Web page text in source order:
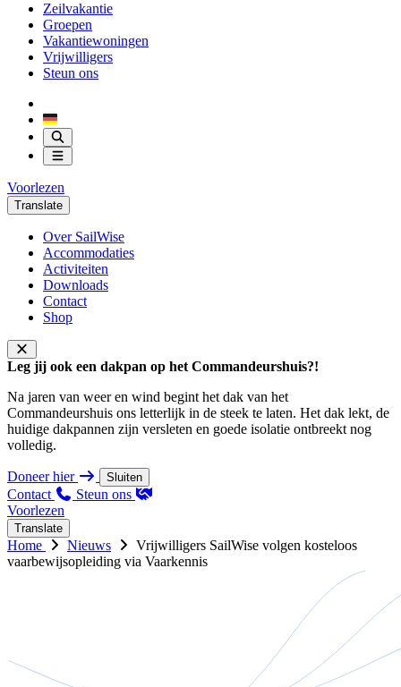
Zeilvakantie
Groepen
Vakantiewoningen
Vrijwilligers
Steun ons
Voorlezen
Translate
Over SailWise
Accommodaties
Activiteiten
Downloads
Contact
Shop
Leg jij ook een dakpan op het Commandeurshuis?!
Na jaren van weer en wind begint het dak van het
Commandeurshuis ons letterlijk in de steek te laten. Het dak lekt, de
huidige dakpannen zijn versleten en goede isolatie ontbreekt nog
volledig.
Doneer hier Sluiten
Contact
Steun ons
Voorlezen
Translate
Home Nieuws
Vrijwilligers SailWise volgen kosteloos
vaarbewijsopleiding via Vaarkennis